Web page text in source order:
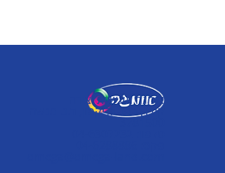
אומגה תעשיות יצירה
קיבוץ כפר גליקסון, ד.נ. מנשה
3781500